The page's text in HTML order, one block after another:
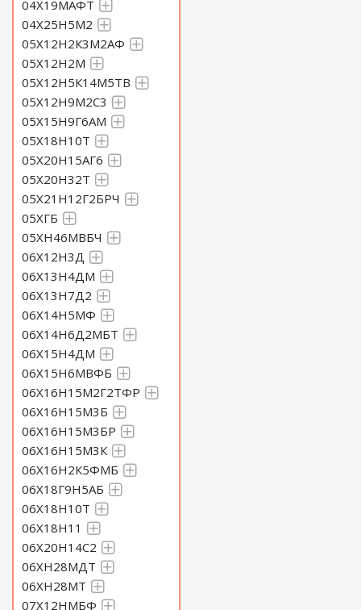
04Х19МАФТ
04Х25Н5М2
05Х12Н2К3М2АФ
05Х12Н2М
05Х12Н5К14М5ТВ
05Х12Н9М2С3
05Х15Н9Г6АМ
05Х18Н10Т
05Х20Н15АГ6
05Х20Н32Т
05Х21Н12Г2БРЧ
05ХГБ
05ХН46МВБЧ
06Х12Н3Д
06Х13Н4ДМ
06Х13Н7Д2
06Х14Н5МФ
06Х14Н6Д2МБТ
06Х15Н4ДМ
06Х15Н6МВФБ
06Х16Н15М2Г2ТФР
06Х16Н15М3Б
06Х16Н15М3БР
06Х16Н15М3К
06Х16Н2К5ФМБ
06Х18Г9Н5АБ
06Х18Н10Т
06Х18Н11
06Х20Н14С2
06ХН28МДТ
06ХН28МТ
07Х12НМБФ